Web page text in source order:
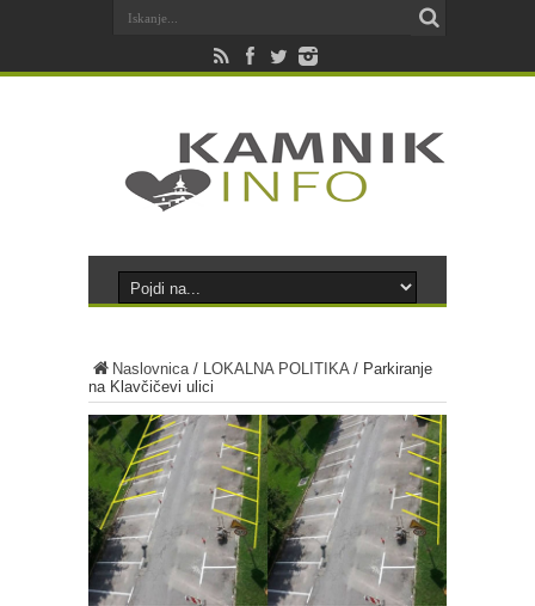
Naslovnica/ LOKALNA POLITIKA/ Parkiranje
na Klavčičevi ulici